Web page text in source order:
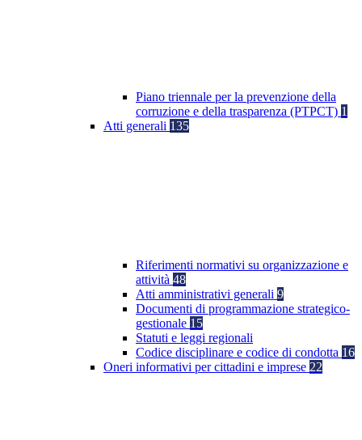
Piano triennale per la prevenzione della
corruzione e della trasparenza (PTPCT) 1
Atti generali 135
Riferimenti normativi su organizzazione e
attività 48
Atti amministrativi generali 9
Documenti di programmazione strategico-
gestionale 15
Statuti e leggi regionali
Codice disciplinare e codice di condotta 16
Oneri informativi per cittadini e imprese 22